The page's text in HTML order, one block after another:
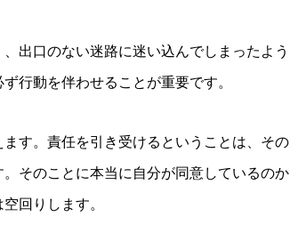
出口のない迷路に迷い込んでしまったよう
行動を伴わせることが重要です。
す。責任を引き受けるということは、その
そのことに本当に自分が同意しているのか
回りします。